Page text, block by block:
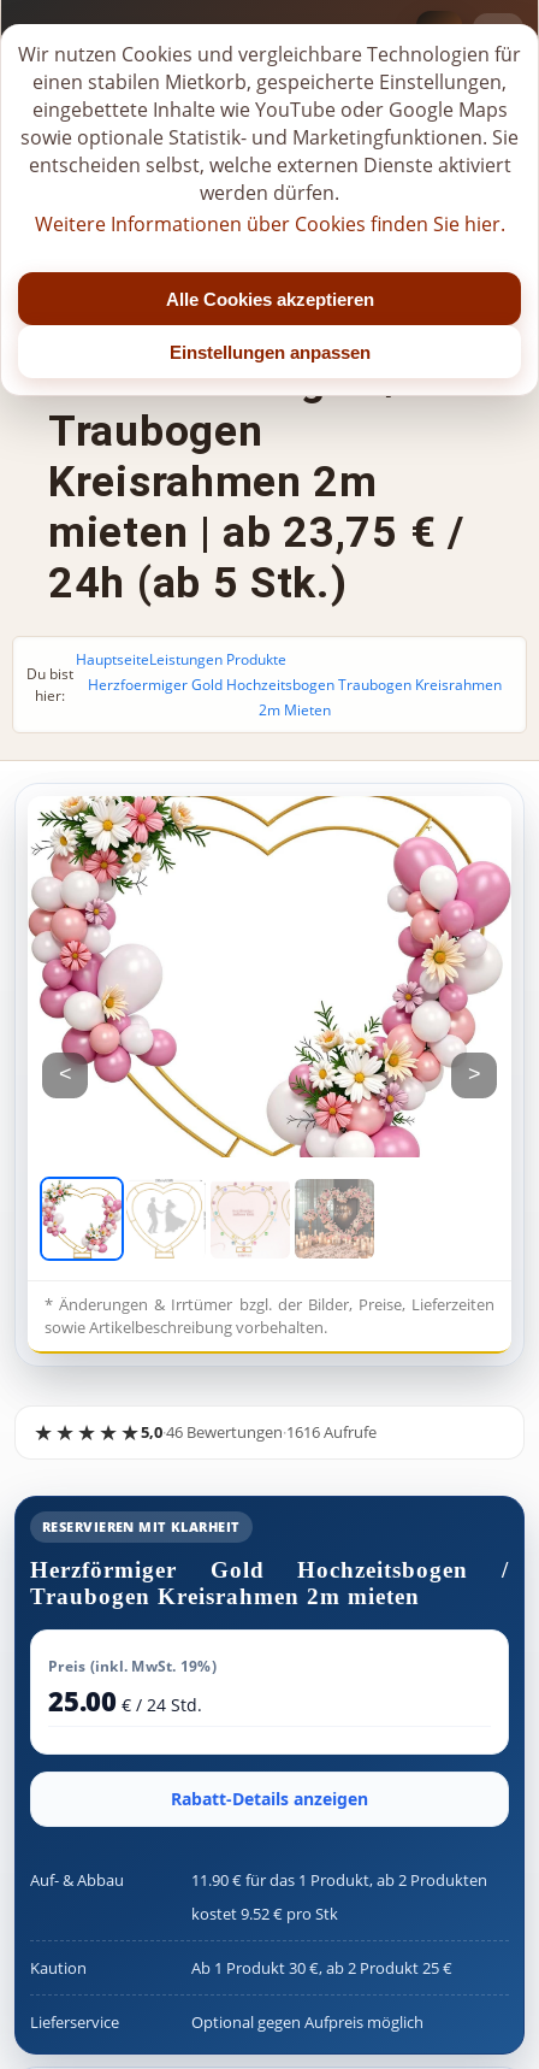
M
i
e
t
k
r
b
ö
f
e
Tel.+49 (0)176-20268581
Jetzt geschlossen
Mo - Fr: 07:00 - 22:00 Uhr (bis Jahresende)
Sa: 07:00 - 20:00 Uhr (nach 15:00 Uhr nur nach Vereinbarung)
So/Feiertage: nur für gebuchte Veranstaltungen
Herzförmiger Gold
Hochzeitsbogen /
Traubogen
Kreisrahmen 2m
mieten | ab 23,75 € /
24h (ab 5 Stk.)
Du bist
hier:
HauptseiteLeistungen Produkte
Herzfoermiger Gold Hochzeitsbogen Traubogen Kreisrahmen
2m Mieten
< >
* Änderungen & Irrtümer bzgl. der Bilder, Preise, Lieferzeiten
sowie Artikelbeschreibung vorbehalten.
5,0·46 Bewertungen·1616 Aufrufe
RESERVIEREN MIT KLARHEIT
Herzförmiger Gold Hochzeitsbogen /
Traubogen Kreisrahmen 2m mieten
Preis (inkl. MwSt. 19%)
25.00 € / 24 Std.
Rabatt-Details anzeigen
Auf- & Abbau
11.90 € für das 1 Produkt, ab 2 Produkten
kostet 9.52 € pro Stk
Kaution Ab 1 Produkt 30 €, ab 2 Produkt 25 €
Lieferservice Optional gegen Aufpreis möglich
Wir nutzen Cookies und vergleichbare Technologien für
einen stabilen Mietkorb, gespeicherte Einstellungen,
eingebettete Inhalte wie YouTube oder Google Maps
sowie optionale Statistik- und Marketingfunktionen. Sie
entscheiden selbst, welche externen Dienste aktiviert
werden dürfen.
Weitere Informationen über Cookies finden Sie hier.
Alle Cookies akzeptieren
Einstellungen anpassen